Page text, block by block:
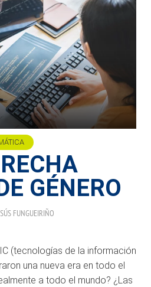
GÉNERO
FUNGUEIRIÑO
(tecnologías de la información
una nueva era en todo el
a todo el mundo? ¿Las